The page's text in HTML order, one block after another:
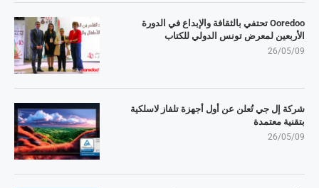
Ooredoo تحتفي بالثقافة والإبداع في الدورة
الأربعين لمعرض تونس الدولي للكتاب
26/05/09
شركة إل جي تُعلن عن أول أجهزة تلفاز لاسلكية
بتقنية معتمدة
26/05/09